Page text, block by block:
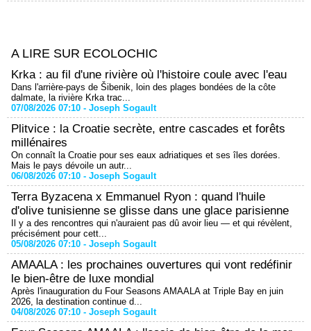
A LIRE SUR ECOLOCHIC
Krka : au fil d'une rivière où l'histoire coule avec l'eau
Dans l'arrière-pays de Šibenik, loin des plages bondées de la côte
dalmate, la rivière Krka trac...
07/08/2026 07:10 - Joseph Sogault
Plitvice : la Croatie secrète, entre cascades et forêts
millénaires
On connaît la Croatie pour ses eaux adriatiques et ses îles dorées.
Mais le pays dévoile un autr...
06/08/2026 07:10 - Joseph Sogault
Terra Byzacena x Emmanuel Ryon : quand l'huile
d'olive tunisienne se glisse dans une glace parisienne
Il y a des rencontres qui n'auraient pas dû avoir lieu — et qui révèlent,
précisément pour cett...
05/08/2026 07:10 - Joseph Sogault
AMAALA : les prochaines ouvertures qui vont redéfinir
le bien-être de luxe mondial
Après l'inauguration du Four Seasons AMAALA at Triple Bay en juin
2026, la destination continue d...
04/08/2026 07:10 - Joseph Sogault